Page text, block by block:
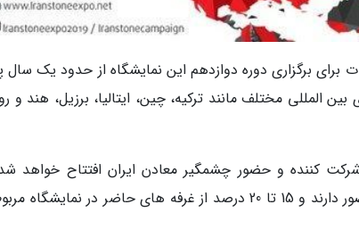
برای برگزاری دوره دوازدهم این نمایشگاه از حدود یک
المللی مختلف مانند ترکیه، چین، ایتالیا، برزیل، هند و
کننده و حضور چشمگیر معادن ایران افتتاح خواهد
نمایشگاه دوازدهم حدودا 400 شرکت داخلی و خارجی حضور دارند و 15 تا 20 درصد از غرفه های حاضر در